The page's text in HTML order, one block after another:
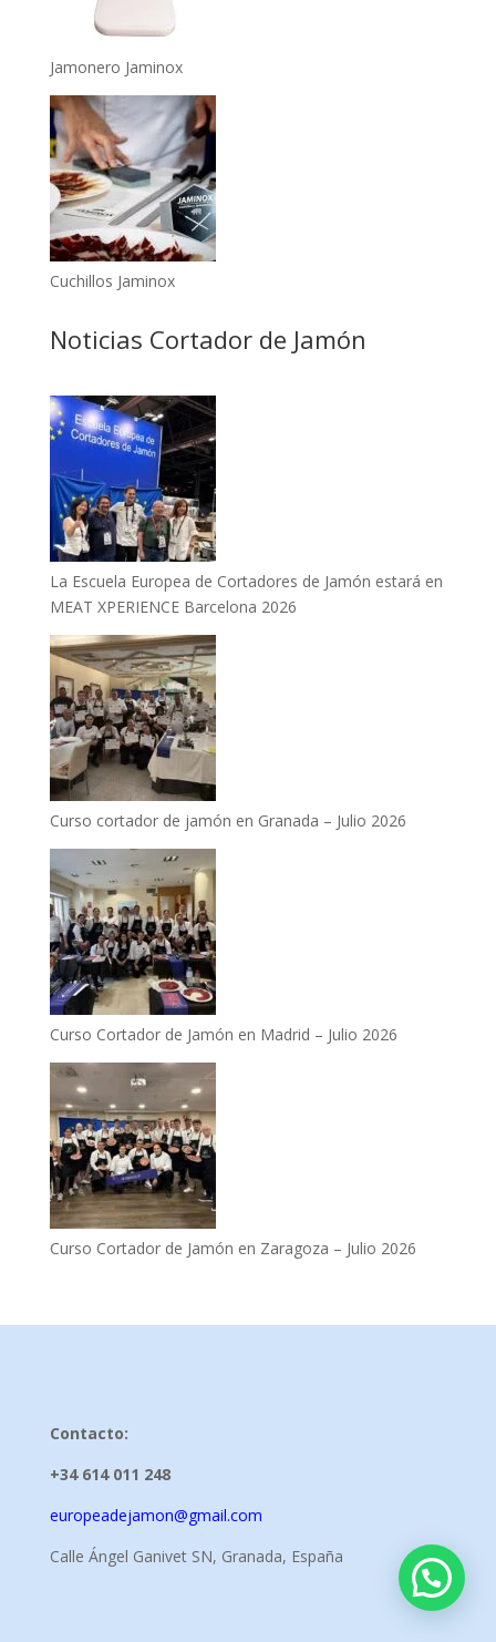
Jamonero Jaminox
Cuchillos Jaminox
Noticias Cortador de Jamón
La Escuela Europea de Cortadores de Jamón estará en
MEAT XPERIENCE Barcelona 2026
Curso cortador de jamón en Granada – Julio 2026
Curso Cortador de Jamón en Madrid – Julio 2026
Curso Cortador de Jamón en Zaragoza – Julio 2026
Contacto:
+34 614 011 248
europeadejamon@gmail.com
Calle Ángel Ganivet SN, Granada, España